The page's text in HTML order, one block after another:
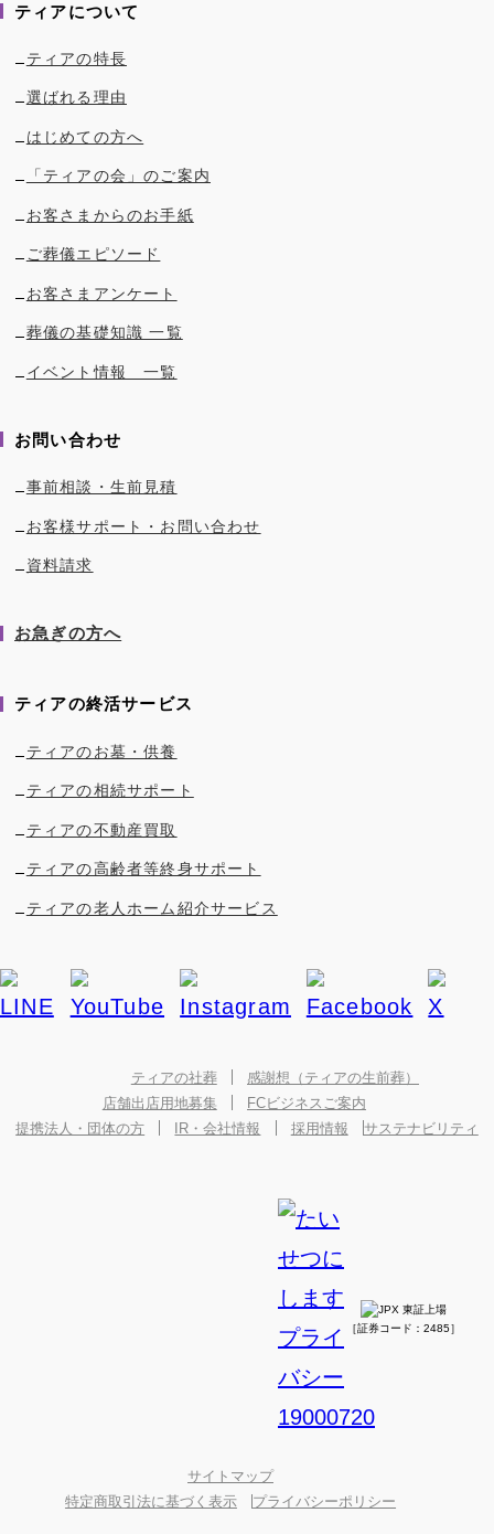
ティアについて
ティアの特長
選ばれる理由
はじめての方へ
「ティアの会」のご案内
お客さまからのお手紙
ご葬儀エピソード
お客さまアンケート
葬儀の基礎知識 一覧
イベント情報 一覧
お問い合わせ
事前相談・生前見積
お客様サポート・お問い合わせ
資料請求
お急ぎの方へ
ティアの終活サービス
ティアのお墓・供養
ティアの相続サポート
ティアの不動産買取
ティアの高齢者等終身サポート
ティアの老人ホーム紹介サービス
ティアの社葬
感謝想（ティアの生前葬）
店舗出店用地募集
FCビジネスご案内
提携法人・団体の方
IR・会社情報 採用情報 サステナビリティ
［証券コード：2485］
サイトマップ
特定商取引法に基づく表示
プライバシーポリシー